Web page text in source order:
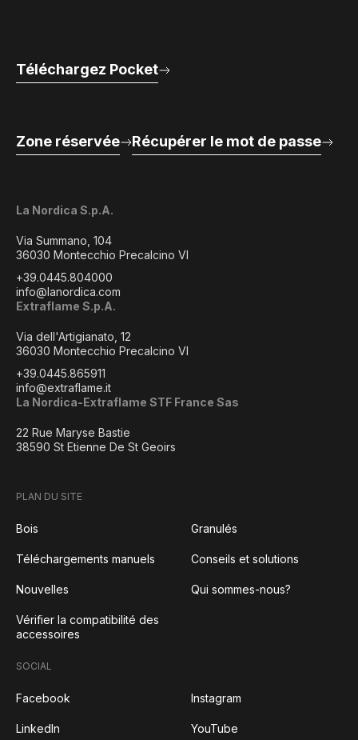
La Nordica S.p.A.
Via Summano, 104
36030 Montecchio Precalcino VI
+39.0445.804000
info@lanordica.com
Extraflame S.p.A.
Via dell'Artigianato, 12
36030 Montecchio Precalcino VI
+39.0445.865911
info@extraflame.it
La Nordica-Extraflame STF France Sas
22 Rue Maryse Bastie
38590 St Etienne De St Geoirs
Téléchargez Pocket
Zone réservée Récupérer le mot de passe
PLAN DU SITE
Bois Granulés
Téléchargements manuels Conseils et solutions
Nouvelles Qui sommes-nous?
Vérifier la compatibilité des
accessoires
SOCIAL
Facebook Instagram
LinkedIn YouTube